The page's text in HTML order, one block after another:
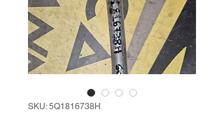
SKU: 5Q1816738H